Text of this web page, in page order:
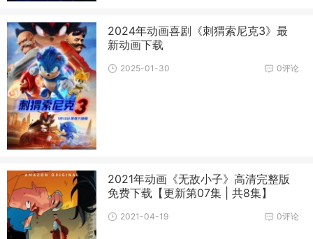
2024年动画喜剧《刺猬索尼克3》最
新动画下载
0评论
2025-01-30
2021年动画《无敌小子》高清完整版
免费下载【更新第07集 | 共8集】
0评论
2021-04-19